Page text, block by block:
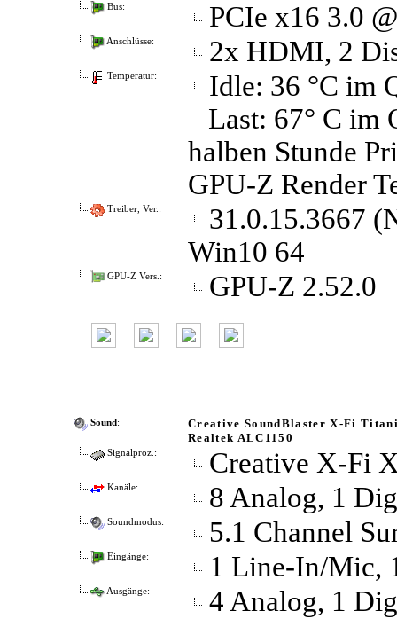
Bus: PCIe x16 3.0
Anschlüsse: 2x HDMI, 2
Temperatur:
Idle: 36 °C im
Last: 67° C im
halben Stunde
GPU-Z Render
Treiber, Ver.:
31.0.15.3667
Win10 64
GPU-Z Vers.: GPU-Z 2.52.0
Sound:
Creative SoundBlaster X-Fi
Realtek ALC1150
Signalproz.: Creative X-Fi
Kanäle: 8 Analog, 1
Soundmodus: 5.1 Channel
Eingänge: 1 Line-In/Mic,
Ausgänge: 4 Analog, 1